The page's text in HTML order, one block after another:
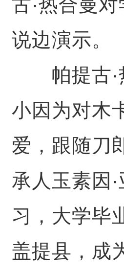
古·热合曼
说边演示。
帕提古·
小因为对木
爱，跟随刀
承人玉素因
习，大学毕
盖提县，成